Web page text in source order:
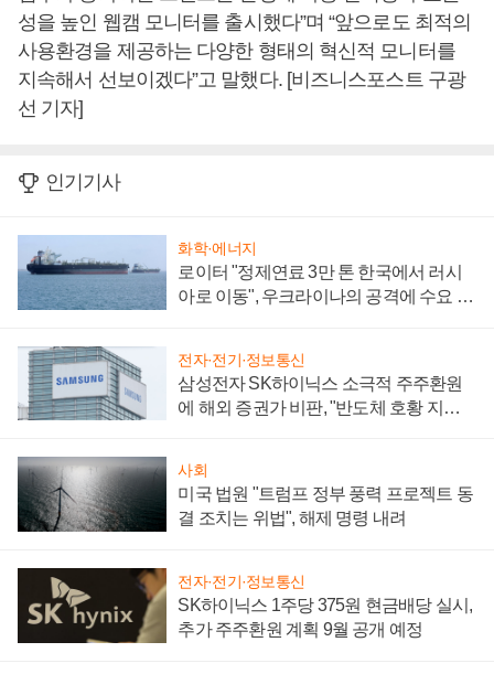
성을 높인 웹캠 모니터를 출시했다”며 “앞으로도 최적의
사용환경을 제공하는 다양한 형태의 혁신적 모니터를
지속해서 선보이겠다”고 말했다. [비즈니스포스트 구광
선 기자]
인기기사
화학·에너지
로이터 "정제연료 3만 톤 한국에서 러시
아로 이동", 우크라이나의 공격에 수요 늘
전자·전기·정보통신
삼성전자 SK하이닉스 소극적 주주환원
에 해외 증권가 비판, "반도체 호황 지속
사회
미국 법원 "트럼프 정부 풍력 프로젝트 동
결 조치는 위법", 해제 명령 내려
전자·전기·정보통신
SK하이닉스 1주당 375원 현금배당 실시,
추가 주주환원 계획 9월 공개 예정